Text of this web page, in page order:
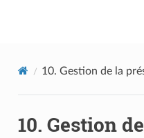
10. Gestion de la
10. Gestion